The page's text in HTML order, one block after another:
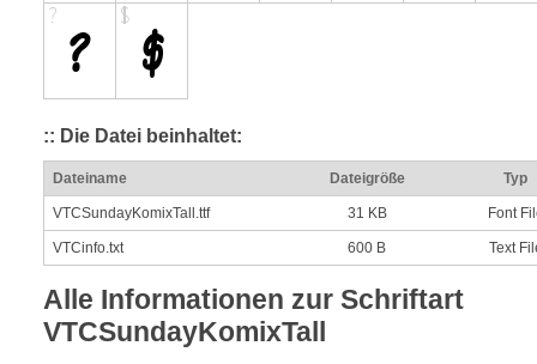
:: Die Datei beinhaltet:
Dateiname Dateigröße Typ
VTCSundayKomixTall.ttf 31 KB Font
VTCinfo.txt 600 B Text
Alle Informationen zur Schriftart
VTCSundayKomixTall